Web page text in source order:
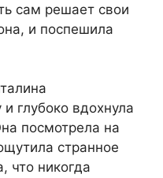
сам решает свои
и поспешила
глубоко вдохнула
посмотрела на
странное
что никогда